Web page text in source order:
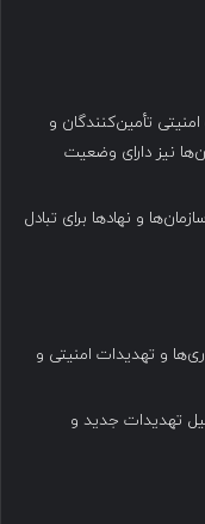
تأمین‌کنندگان و
نیز دارای وضعیت
و نهادها برای تبادل
و تهدیدات امنیتی و
تهدیدات جدید و